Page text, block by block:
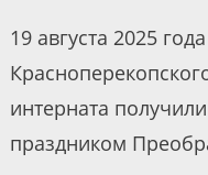
19 августа 2025
интерната
праздником